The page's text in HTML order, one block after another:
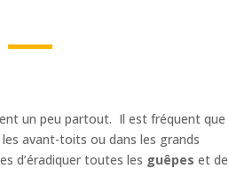
un peu partout. Il est fréquent que
avant-toits ou dans les grands
d’éradiquer toutes les guêpes et de